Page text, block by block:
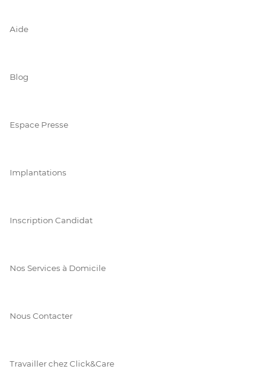
Aide
Blog
Espace Presse
Implantations
Inscription Candidat
Nos Services à Domicile
Nous Contacter
Travailler chez Click&Care